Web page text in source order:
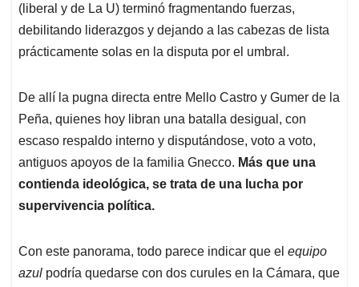
(liberal y de La U) terminó fragmentando fuerzas,
debilitando liderazgos y dejando a las cabezas de lista
prácticamente solas en la disputa por el umbral.
De allí la pugna directa entre Mello Castro y Gumer de la
Peña, quienes hoy libran una batalla desigual, con
escaso respaldo interno y disputándose, voto a voto,
antiguos apoyos de la familia Gnecco. Más que una
contienda ideológica, se trata de una lucha por
supervivencia política.
Con este panorama, todo parece indicar que el equipo
azul podría quedarse con dos curules en la Cámara, que